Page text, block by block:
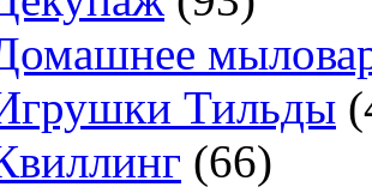
Тильды
(66)